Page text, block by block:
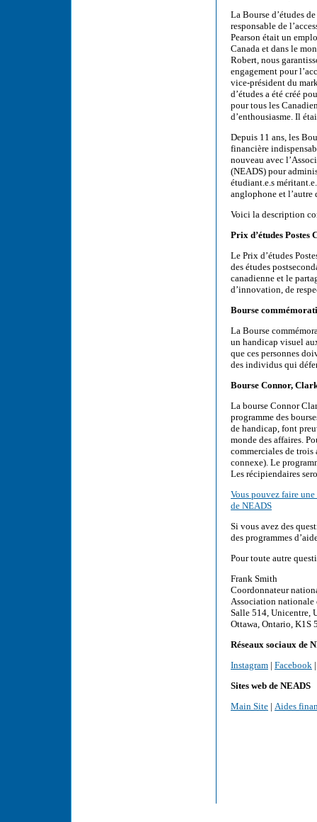
La Bourse d’études
responsable de
Pearson était un
Canada et dans le
Robert, nous
engagement pour
vice-président du
d’études a été créé
pour tous les
d’enthousiasme. Il
Depuis 11 ans, les
financière
nouveau avec
(NEADS) pour
étudiant.e.s
anglophone et l’autre
Voici la description
Prix d’études Postes
Le Prix d’études
des études
canadienne et le
d’innovation, de
Bourse
La Bourse
un handicap visuel
que ces personnes
des individus qui
Bourse Connor,
La bourse Connor
programme des
de handicap, font
monde des affaires.
commerciales de
connexe). Le
Les récipiendaires
Vous pouvez faire
de NEADS
Si vous avez des
des programmes
Pour toute autre
Frank Smith
Coordonnateur
Association nationale
Salle 514, Unicentre,
Ottawa, Ontario, K1S
Réseaux sociaux de
Instagram | Facebook
Sites web de NEADS
Main Site | Aides